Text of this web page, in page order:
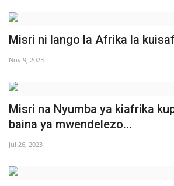
Habari
Harakati ya Nasser kwa Vijana
Kanuni na Masharti ya Udhamini wa
Nasser
Udhamini wa Nasser
Misri ni lango la Afrika la
Nov 9, 2023
Misri na Nyumba ya kiafrika
baina ya mwendelezo...
Jul 26, 2023